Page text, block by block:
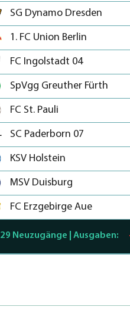
SG Dynamo Dresden
1. FC Union Berlin
FC Ingolstadt 04
SpVgg Greuther Fürth
FC St. Pauli
SC Paderborn 07
KSV Holstein
MSV Duisburg
FC Erzgebirge Aue
29 Neuzugänge | Ausgaben: